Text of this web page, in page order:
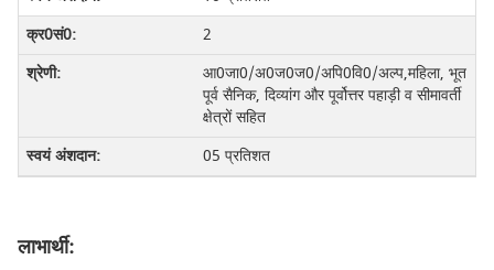
2
आ0जा0/अ0ज0ज0/अपि0वि0/अल्प,महिला, भूत
पूर्व सैनिक, दिव्यांग और पूर्वोत्तर पहाड़ी व सीमावर्ती
क्षेत्रों सहित
05 प्रतिशत
लाभार्थी: